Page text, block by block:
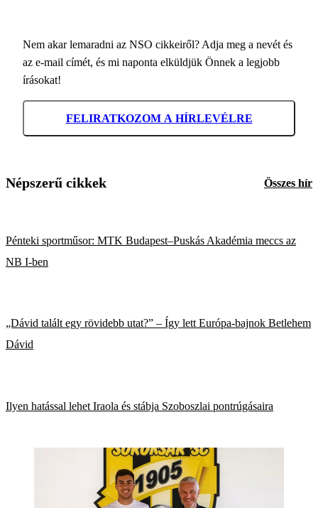
Nem akar lemaradni az NSO cikkeiről? Adja meg a nevét és
az e-mail címét, és mi naponta elküldjük Önnek a legjobb
írásokat!
FELIRATKOZOM A HÍRLEVÉLRE
Népszerű cikkek Összes hír
Pénteki sportműsor: MTK Budapest–Puskás Akadémia meccs az
NB I-ben
„Dávid talált egy rövidebb utat?” – Így lett Európa-bajnok Betlehem
Dávid
Ilyen hatással lehet Iraola és stábja Szoboszlai pontrúgásaira